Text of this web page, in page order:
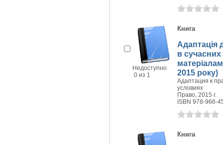
Недоступно
0 из 1
Книга
Адаптація
в
2015 року)
Адаптация к
условиях
Право, 2015 г.
ISBN 978-966-
Книга